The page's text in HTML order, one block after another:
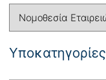
Yποκατηγορίες